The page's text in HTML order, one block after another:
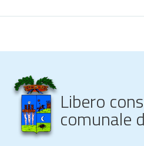
Libero
comunale